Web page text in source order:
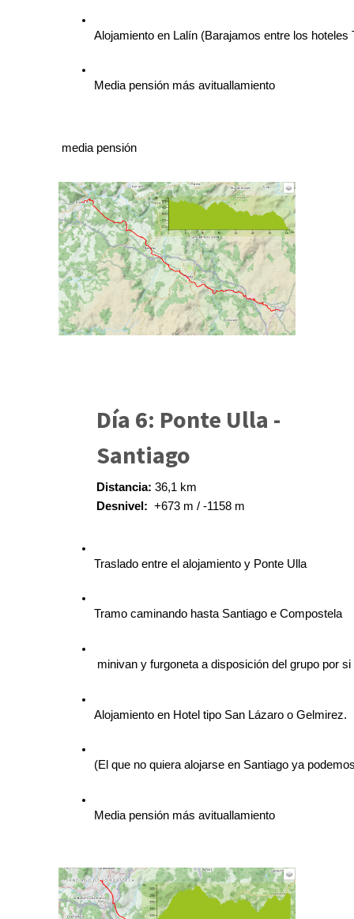
Alojamiento en Lalín (Barajamos entre los hoteles
Media pensión más avituallamiento
media pensión
Día 6: Ponte Ulla -
Santiago
Distancia: 36,1 km
Desnivel: +673 m / -1158 m
Traslado entre el alojamiento y Ponte Ulla
Tramo caminando hasta Santiago e Compostela
minivan y furgoneta a disposición del grupo por
Alojamiento en Hotel tipo San Lázaro o Gelmirez.
(El que no quiera alojarse en Santiago ya
Media pensión más avituallamiento